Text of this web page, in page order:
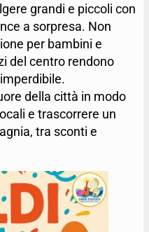
grandi e piccoli con
a sorpresa. Non
per bambini e
del centro rendono
della città in modo
e trascorrere un
tra sconti e